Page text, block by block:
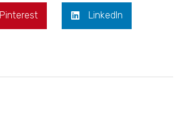
Pinterest LinkedIn